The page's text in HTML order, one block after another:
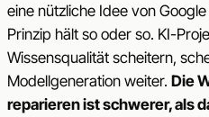
eine nützliche Idee von
Prinzip hält so oder so. KI-
Wissensqualität scheitern,
Modellgeneration weiter. Die
reparieren ist schwerer, als